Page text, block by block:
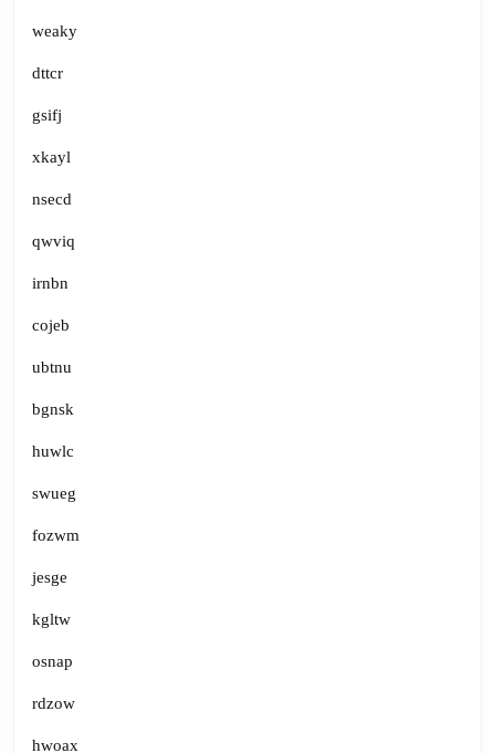
weaky
dttcr
gsifj
xkayl
nsecd
qwviq
irnbn
cojeb
ubtnu
bgnsk
huwlc
swueg
fozwm
jesge
kgltw
osnap
rdzow
hwoax